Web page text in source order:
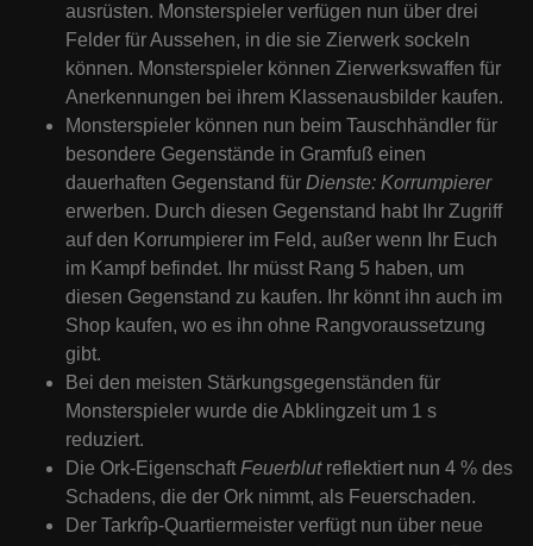
ausrüsten. Monsterspieler verfügen nun über drei
Felder für Aussehen, in die sie Zierwerk sockeln
können. Monsterspieler können Zierwerkswaffen für
Anerkennungen bei ihrem Klassenausbilder kaufen.
Monsterspieler können nun beim Tauschhändler für
besondere Gegenstände in Gramfuß einen
dauerhaften Gegenstand für Dienste: Korrumpierer
erwerben. Durch diesen Gegenstand habt Ihr Zugriff
auf den Korrumpierer im Feld, außer wenn Ihr Euch
im Kampf befindet. Ihr müsst Rang 5 haben, um
diesen Gegenstand zu kaufen. Ihr könnt ihn auch im
Shop kaufen, wo es ihn ohne Rangvoraussetzung
gibt.
Bei den meisten Stärkungsgegenständen für
Monsterspieler wurde die Abklingzeit um 1 s
reduziert.
Die Ork-Eigenschaft Feuerblutreflektiert nun 4 % des
Schadens, die der Ork nimmt, als Feuerschaden.
Der Tarkrîp-Quartiermeister verfügt nun über neue